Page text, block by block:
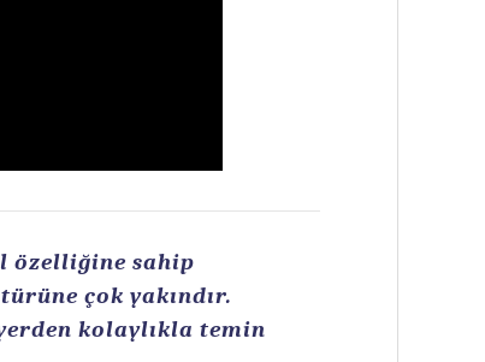
özelliğine sahip
çok yakındır.
kolaylıkla temin